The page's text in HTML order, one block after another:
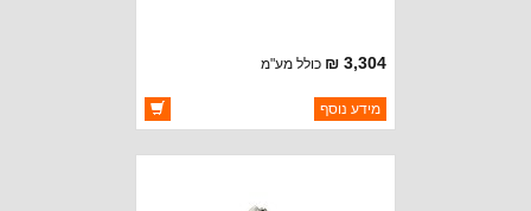
3,304 ₪ כולל מע"מ
ברקוד: 68388829AA
יצרן:CROWN AUTOMOTIVE
מידע נוסף